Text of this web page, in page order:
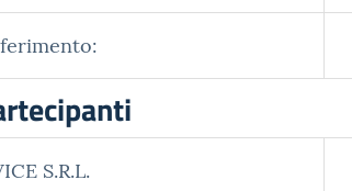
S.R.L.